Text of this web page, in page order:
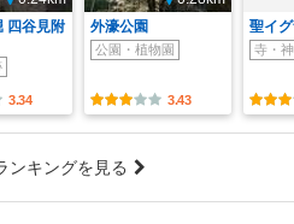
四谷見附
3.34
外濠公園
公園・植物園
3.43
聖イ
寺・
ンキングを見る